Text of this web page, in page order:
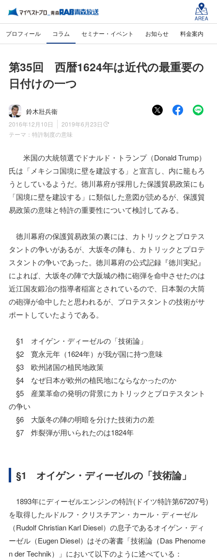
AREA
プロフィール コラム セミナー・イベント お知らせ 料金案内
第35回 西暦1624年は近代の最重要の
日付けの一つ
鈴木壯兵衞
2016年12月10日
2019年6月23日
テーマ： 特許制度の意味
米国の大統領選でドナルド・トランプ（Donald Trump）
氏は「メキシコ国境に壁を建設する」と宣言し、内に籠もろ
うとしているようだ。徳川幕府が採用した保護貿易政策にも
「国境に壁を建設する」に類似した意図が読めるが、保護貿
易政策の意味と特許の重要性について検討してみる。
徳川幕府の保護貿易政策の裏には、カトリックとプロテス
タントの争いがあるが、大坂冬の陣も、カトリックとプロテ
スタントの争いであった。徳川幕府の公式記録『徳川実紀』
によれば、大坂冬の陣で大阪城の櫓に砲弾を命中させたのは
近江国友鍛冶の指導者稲富とされているので、日本製の大筒
の砲弾が命中したと思われるが、プロテスタントの技術がサ
ポートしていたようである。
§1 オイゲン・ディーゼルの「技術論」
§2 寛永元年（1624年）が我が国に持つ意味
§3 欧州諸国の植民地政策
§4 なぜ日本が欧州の植民地にならなかったのか
§5 産業革命の発明の背景にカトリックとプロテスタント
の争い
§6 大阪冬の陣の明暗を分けた技術力の差
§7 炸裂弾が用いられたのは1824年
§1 オイゲン・ディーゼルの「技術論」
1893年にディーゼルエンジンの特許(ドイツ特許第67207号)
を取得したルドルフ・クリスチアン・カール・ディーゼル
（Rudolf Christian Karl Diesel）の息子であるオイゲン・ディ
ーゼル（Eugen Diesel）はその著書「技術論（Das Phenome
n der Technik）」において以下のように述べている：